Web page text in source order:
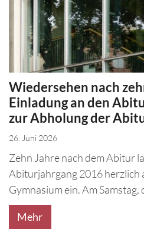
Wiedersehen nach
Einladung an den
zur Abholung der
26. Juni 2026
Zehn Jahre nach dem Abitur
Abiturjahrgang 2016 herzlich
Gymnasium ein. Am Samstag,
Mehr